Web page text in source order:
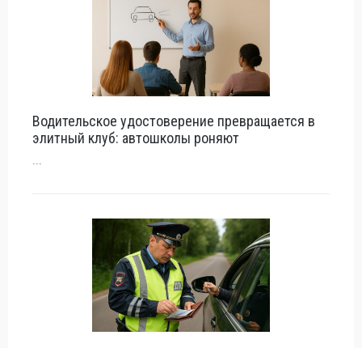
Водительское удостоверение превращается в
элитный клуб: автошколы роняют